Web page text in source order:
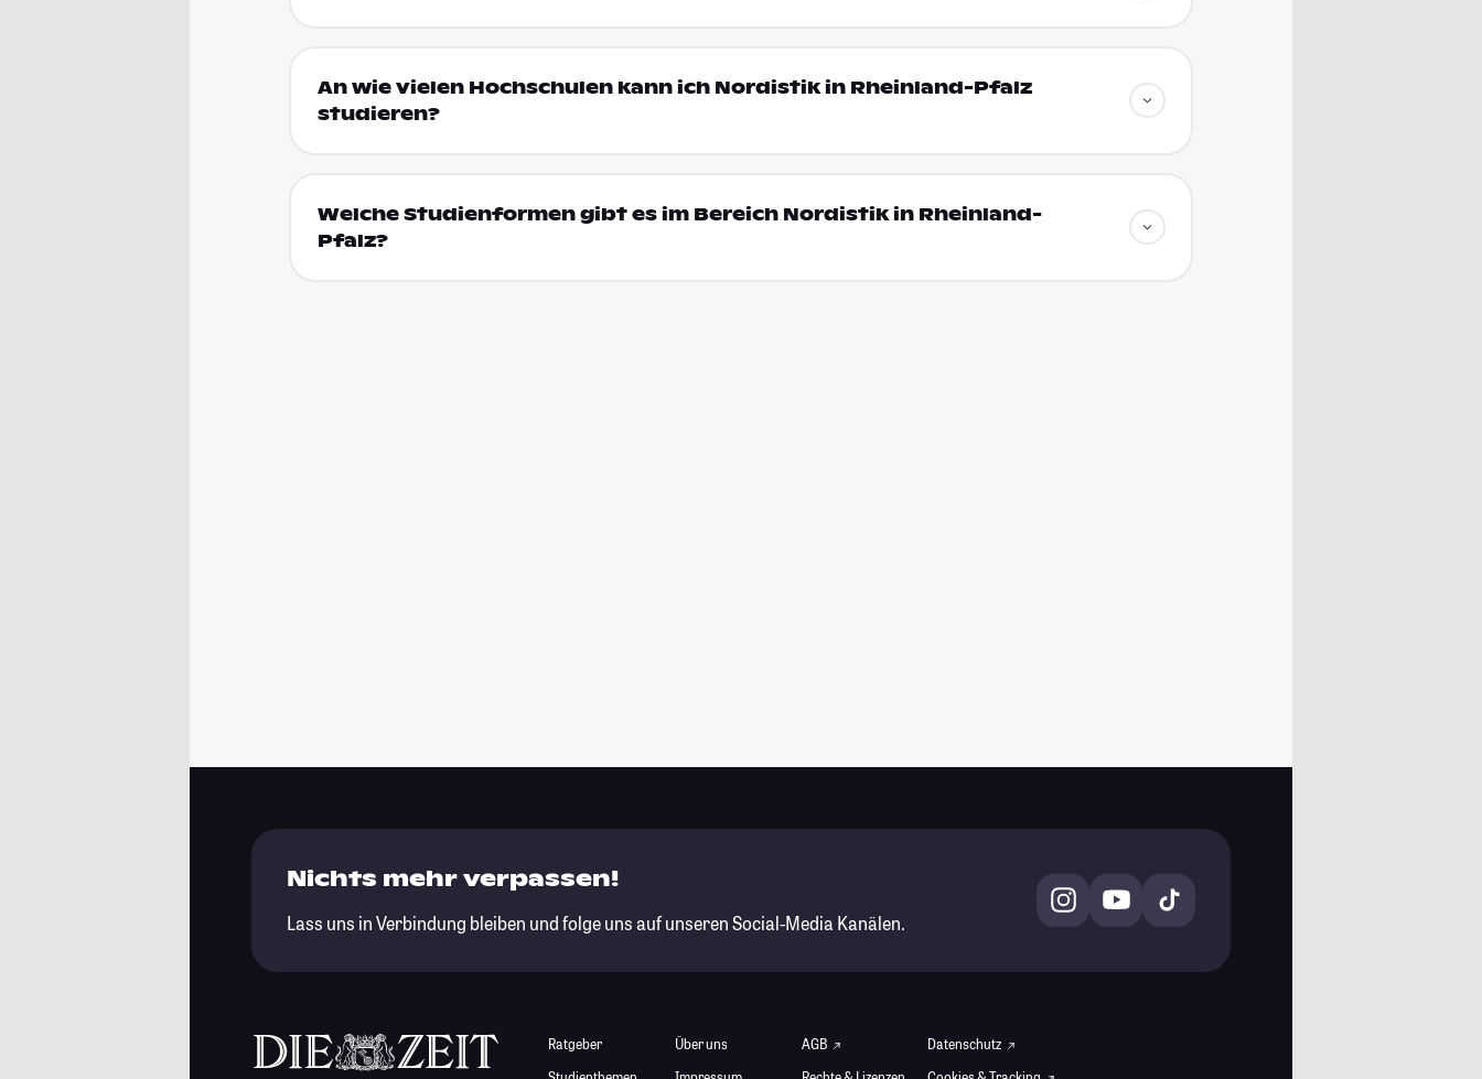
An wie vielen Hochschulen kann ich Nordistik in Rheinland-Pfalz
studieren?
Welche Studienformen gibt es im Bereich Nordistik in Rheinland-
Pfalz?
Nichts mehr verpassen!
Lass uns in Verbindung bleiben und folge uns auf unseren Social-Media Kanälen.
Ratgeber
Über uns
AGB
Datenschutz